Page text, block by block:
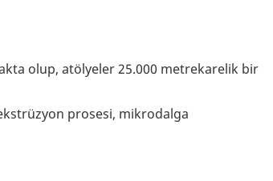
olup, atölyeler 25.000 metrekarelik bir
prosesi, mikrodalga